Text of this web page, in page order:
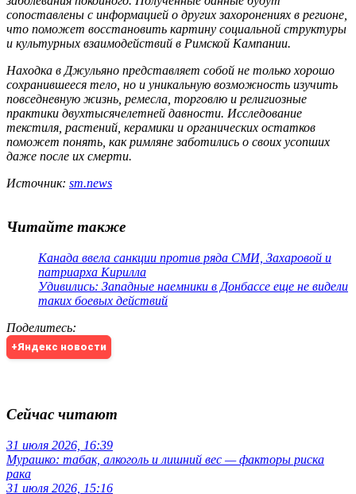
сопоставлены с информацией о других захоронениях в регионе,
что поможет восстановить картину социальной структуры
и культурных взаимодействий в Римской Кампании.
Находка в Джульяно представляет собой не только хорошо
сохранившееся тело, но и уникальную возможность изучить
повседневную жизнь, ремесла, торговлю и религиозные
практики двухтысячелетней давности. Исследование
текстиля, растений, керамики и органических остатков
поможет понять, как римляне заботились о своих усопших
даже после их смерти.
Источник: sm.news
Читайте также
Канада ввела санкции против ряда СМИ, Захаровой и
патриарха Кирилла
Удивились: Западные наемники в Донбассе еще не видели
таких боевых действий
Поделитесь:
+Яндекс новости
Сейчас читают
31 июля 2026, 16:39
Мурашко: табак, алкоголь и лишний вес — факторы риска
рака
31 июля 2026, 15:16